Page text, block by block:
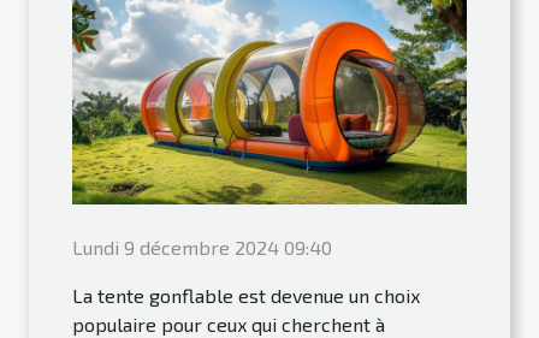
Lundi 9 décembre 2024 09:40
La tente gonflable est devenue un choix
populaire pour ceux qui cherchent à